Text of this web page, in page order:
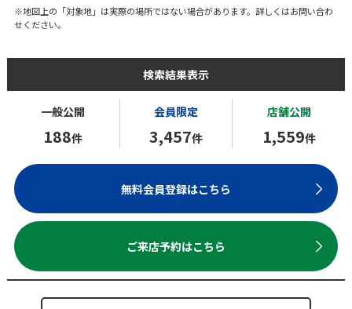
※地図上の「対象地」は実際の場所ではない場合があります。詳しくはお問い合わ
せください。
検索結果表示
一般公開
188件
会員限定
3,457件
店舗公開
1,559件
無料会員登録はこちら
ご来店予約はこちら